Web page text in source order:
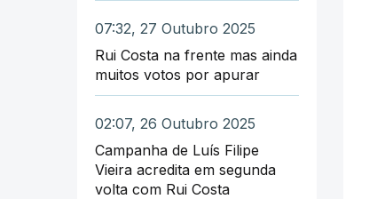
07:32, 27 Outubro 2025
Rui Costa na frente mas ainda
muitos votos por apurar
02:07, 26 Outubro 2025
Campanha de Luís Filipe
Vieira acredita em segunda
volta com Rui Costa